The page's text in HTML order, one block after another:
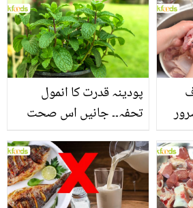
منرلز اور اینٹی آکسیڈنٹس
سے بھرپور اس سبزی کے
فائدے
پودینہ قدرت کا انمول
تحفہ۔۔ جانیں اس صحت
انگیز طبی فوائد